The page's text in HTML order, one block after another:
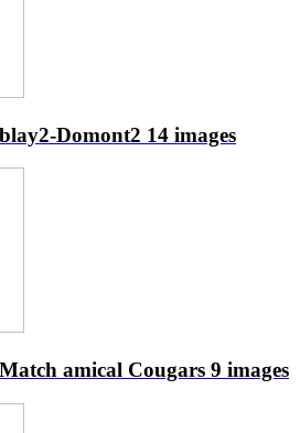
Domont2 14 images
amical Cougars 9 images